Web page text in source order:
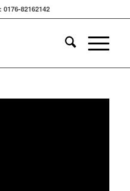
82162142